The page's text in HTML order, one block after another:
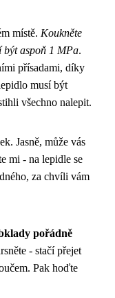
místě. Koukněte
aspoň 1 MPa.
přísadami, díky
musí být
všechno nalepit.
Jasně, může vás
mi - na lepidle se
za chvíli vám
pořádně
- stačí přejet
Pak hoďte